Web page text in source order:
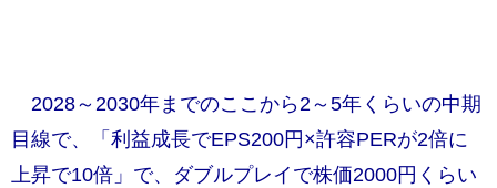
2028～2030年までのここから2～5年くらいの中期
目線で、「利益成長でEPS200円×許容PERが2倍に
上昇で10倍」で、ダブルプレイで株価2000円くらい